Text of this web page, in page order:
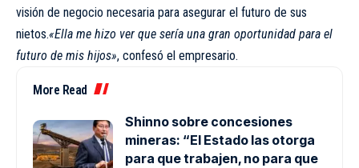
visión de negocio necesaria para asegurar el futuro de sus
nietos.«Ella me hizo ver que sería una gran oportunidad para el
futuro de mis hijos», confesó el empresario.
More Read
Shinno sobre concesiones
mineras: “El Estado las otorga
para que trabajen, no para que